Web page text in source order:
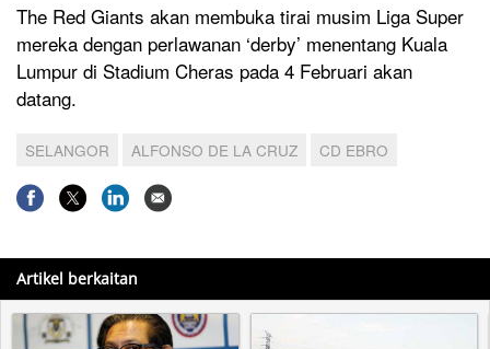
The Red Giants akan membuka tirai musim Liga Super
mereka dengan perlawanan ‘derby’ menentang Kuala
Lumpur di Stadium Cheras pada 4 Februari akan
datang.
SELANGOR ALFONSO DE LA CRUZ CD EBRO
Artikel berkaitan